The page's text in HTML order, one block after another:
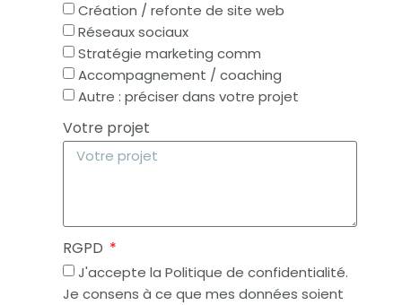
Création / refonte de site web
Réseaux sociaux
Stratégie marketing comm
Accompagnement / coaching
Autre : préciser dans votre projet
Votre projet
RGPD
J'accepte la Politique de confidentialité.
Je consens à ce que mes données soient